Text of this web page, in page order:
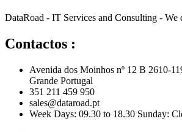
DataRoad - IT Services and Consulting -
Contactos :
Avenida dos Moinhos nº 12 B 2610-
Grande Portugal
351 211 459 950
sales@dataroad.pt
Week Days: 09.30 to 18.30 Sunday: